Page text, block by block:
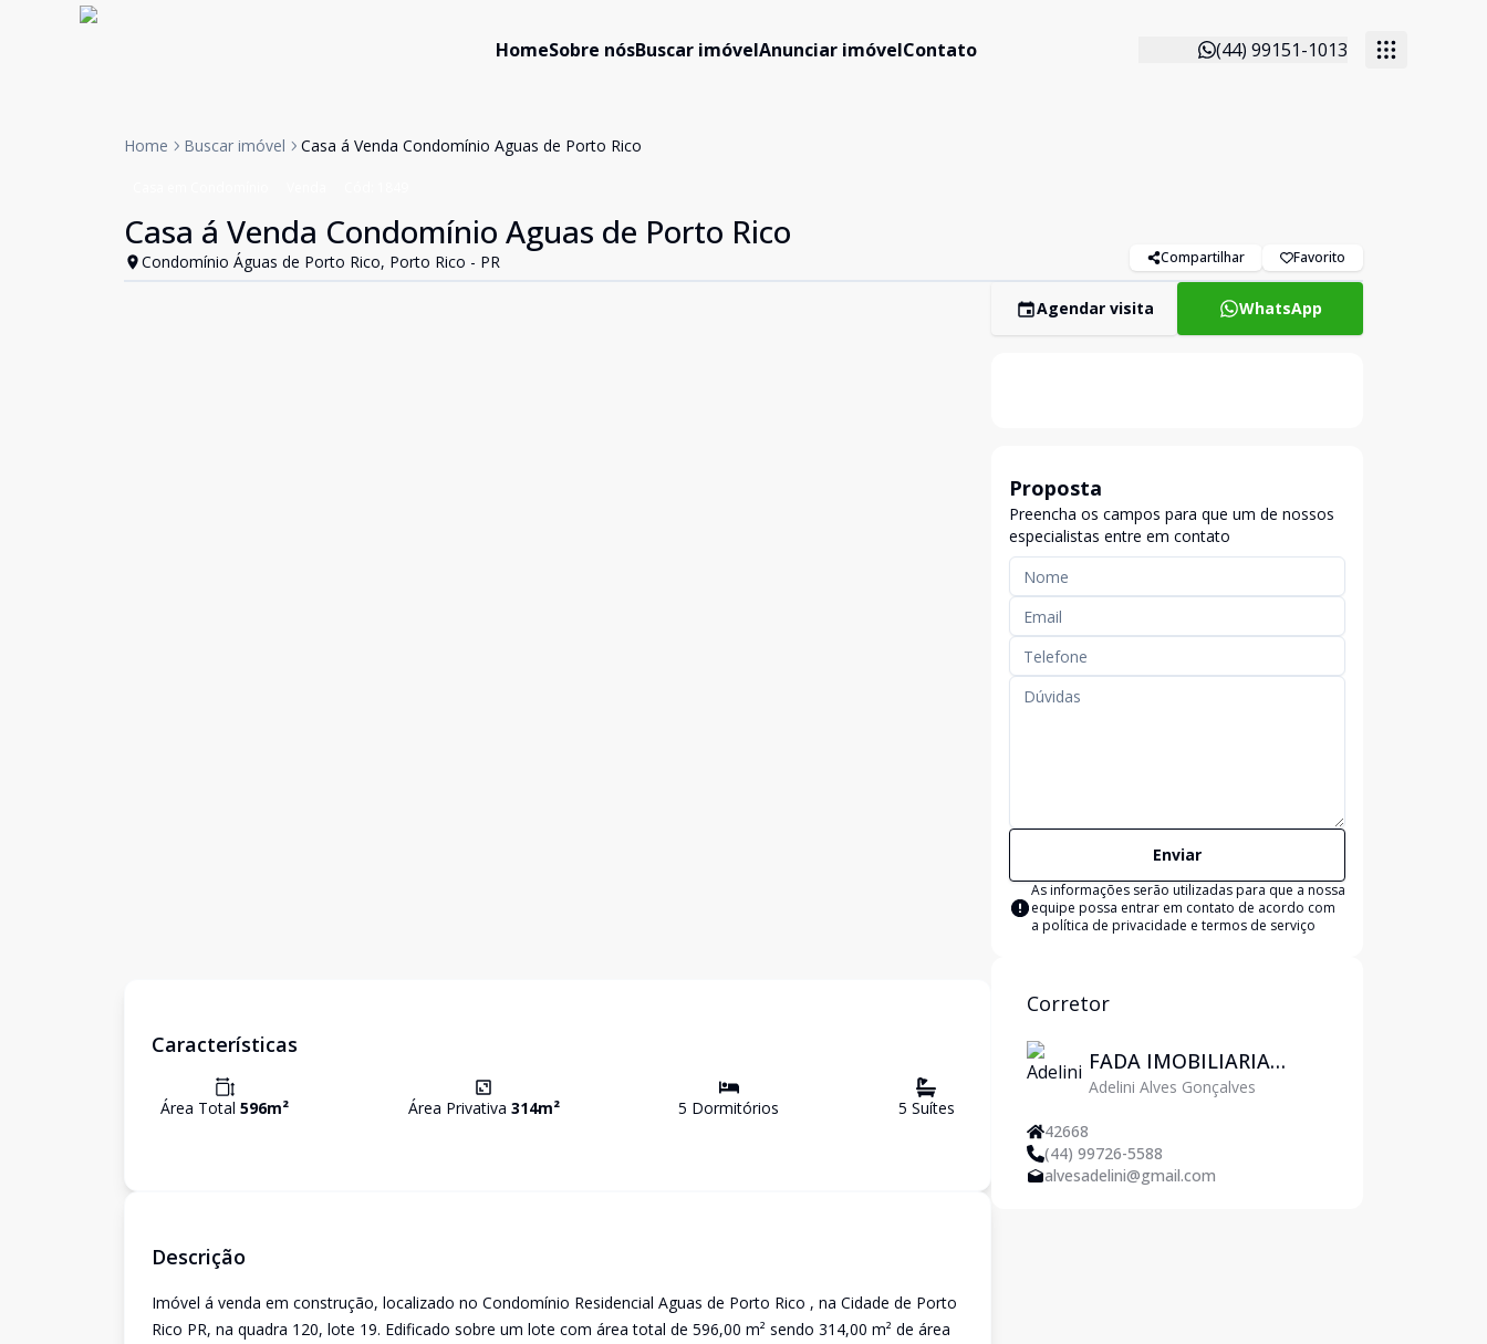
HomeSobre nósBuscar imóvelAnunciar imóvelContato (44) 99151-1013
Home Buscar imóvel Casa á Venda Condomínio Aguas de Porto Rico
Casa á Venda Condomínio Aguas de Porto Rico
Condomínio Águas de Porto Rico, Porto Rico - PR Compartilhar Favorito
Características
Área Total 596m² Área Privativa 314m² 5 Dormitórios 5 Suítes
Descrição
Imóvel á venda em construção, localizado no Condomínio Residencial Aguas de Porto Rico , na Cidade de Porto
Rico PR, na quadra 120, lote 19. Edificado sobre um lote com área total de 596,00 m² sendo 314,00 m² de área
Agendar visita WhatsApp
Proposta
Preencha os campos para que um de nossos
especialistas entre em contato
Enviar
As informações serão utilizadas para que a nossa
equipe possa entrar em contato de acordo com
a política de privacidade e termos de serviço
Corretor
FADA IMOBILIARIA
EIRELI ME
Adelini Alves Gonçalves
42668
(44) 99726-5588
alvesadelini@gmail.com